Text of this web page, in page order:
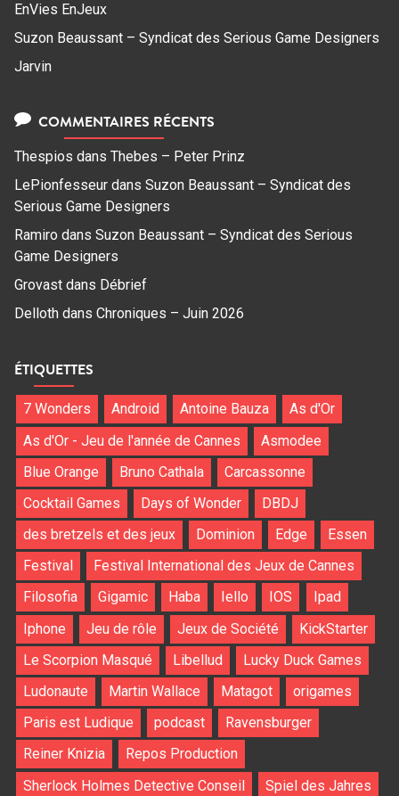
EnVies EnJeux
Suzon Beaussant – Syndicat des Serious Game Designers
Jarvin
COMMENTAIRES RÉCENTS
Thespios dans Thebes – Peter Prinz
LePionfesseur dans Suzon Beaussant – Syndicat des
Serious Game Designers
Ramiro dans Suzon Beaussant – Syndicat des Serious
Game Designers
Grovast dans Débrief
Delloth dans Chroniques – Juin 2026
ÉTIQUETTES
7 Wonders Android Antoine Bauza
As d'Or
As d'Or - Jeu de l'année de Cannes
Asmodee
Blue Orange
Bruno Cathala
Carcassonne
Cocktail Games
Days of Wonder
DBDJ
des bretzels et des jeux
Dominion Edge
Essen
Festival
Festival International des Jeux de Cannes
Filosofia
Gigamic Haba Iello IOS
Ipad
Iphone
Jeu de rôle Jeux de Société
KickStarter
Le Scorpion Masqué
Libellud
Lucky Duck Games
Ludonaute
Martin Wallace Matagot
origames
Paris est Ludique
podcast
Ravensburger
Reiner Knizia
Repos Production
Sherlock Holmes Detective Conseil
Spiel des Jahres